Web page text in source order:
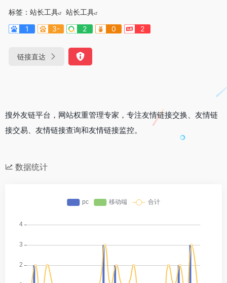
标签： 站长工具
站长工具
1
3- 2 0 2
链接直达
搜外友链平台，网站权重管理专家，专注友情链接交换、友情链
接交易、友情链接查询和友情链接监控。
数据统计